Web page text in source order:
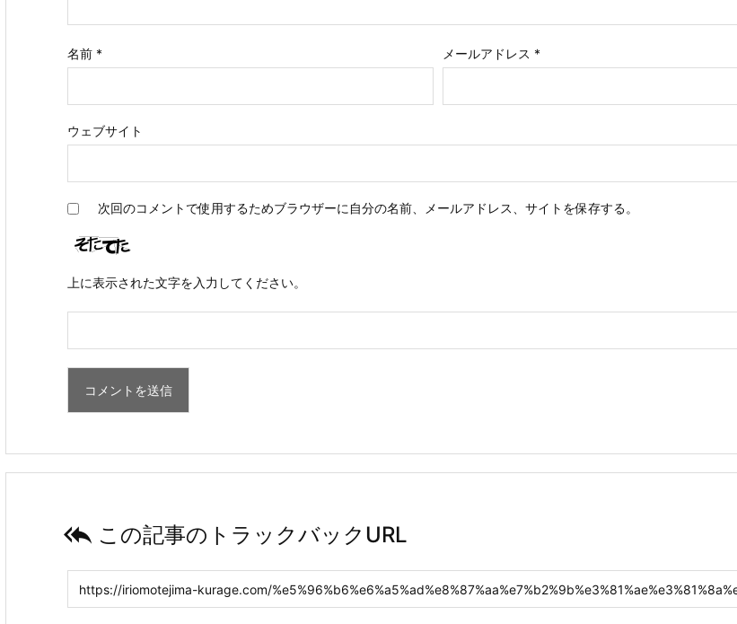
名前 * メールアドレス *
ウェブサイト
次回のコメントで使用するためブラウザーに自分の名前、メールアドレス、サイトを保存する。
上に表示された文字を入力してください。
 この記事のトラックバックURL